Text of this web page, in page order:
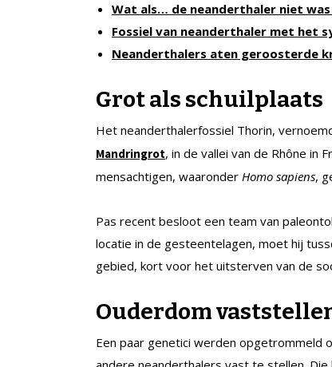
Wat als… de neanderthaler niet
Fossiel van neanderthaler met het
Neanderthalers aten geroosterde
Grot als schuilplaats
Het neanderthalerfossiel Thorin,
Mandringrot, in de vallei van de Rhône
mensachtigen, waaronder Homo sapiens,
Pas recent besloot een team van
locatie in de gesteentelagen, moet hij
gebied, kort voor het uitsterven van de
Ouderdom
Een paar genetici werden opgetrommeld